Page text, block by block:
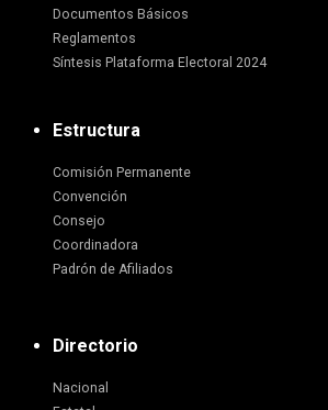
Documentos Básicos
Reglamentos
Síntesis Plataforma Electoral 2024
Estructura
Comisión Permanente
Convención
Consejo
Coordinadora
Padrón de Afiliados
Directorio
Nacional